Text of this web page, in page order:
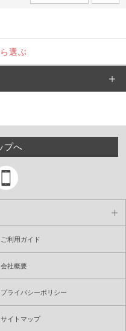
選ぶ
プへ
ご利用ガイド
会社概要
プライバシーポリシー
サイトマップ